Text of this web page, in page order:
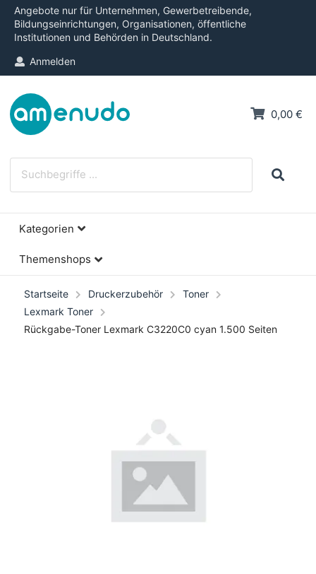
Angebote nur für Unternehmen, Gewerbetreibende,
Bildungseinrichtungen, Organisationen, öffentliche
Institutionen und Behörden in Deutschland.
Anmelden
0,00 €
Kategorien
Themenshops
Startseite Druckerzubehör
Toner
Lexmark Toner
Rückgabe-Toner Lexmark C3220C0 cyan 1.500 Seiten